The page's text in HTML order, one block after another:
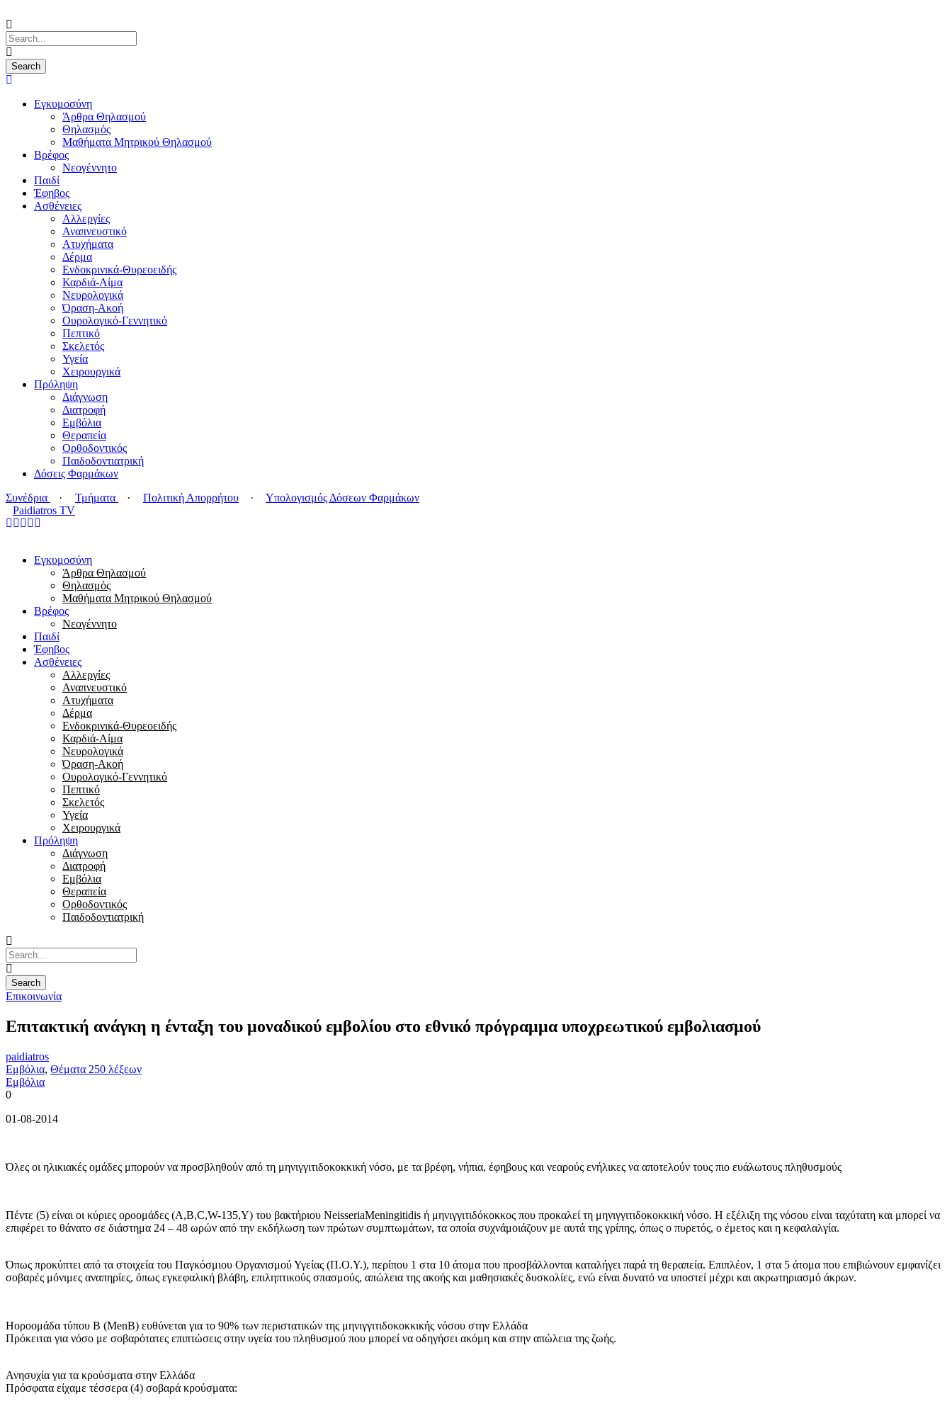
Εγκυμοσύνη
Άρθρα Θηλασμού
Θηλασμός
Μαθήματα Μητρικού Θηλασμού
Βρέφος
Νεογέννητο
Παιδί
Έφηβος
Ασθένειες
Αλλεργίες
Αναπνευστικό
Ατυχήματα
Δέρμα
Ενδοκρινικά-Θυρεοειδής
Καρδιά-Αίμα
Νευρολογικά
Όραση-Ακοή
Ουρολογικό-Γεννητικό
Πεπτικό
Σκελετός
Υγεία
Χειρουργικά
Πρόληψη
Διάγνωση
Διατροφή
Εμβόλια
Θεραπεία
Ορθοδοντικός
Παιδοδοντιατρική
Δόσεις Φαρμάκων
Συνέδρια
· Τμήματα · Πολιτική Απορρήτου ·
Υπολογισμός Δόσεων Φαρμάκων
Paidiatros TV
Εγκυμοσύνη
Άρθρα Θηλασμού
Θηλασμός
Μαθήματα Μητρικού Θηλασμού
Βρέφος
Νεογέννητο
Παιδί
Έφηβος
Ασθένειες
Αλλεργίες
Αναπνευστικό
Ατυχήματα
Δέρμα
Ενδοκρινικά-Θυρεοειδής
Καρδιά-Αίμα
Νευρολογικά
Όραση-Ακοή
Ουρολογικό-Γεννητικό
Πεπτικό
Σκελετός
Υγεία
Χειρουργικά
Πρόληψη
Διάγνωση
Διατροφή
Εμβόλια
Θεραπεία
Ορθοδοντικός
Παιδοδοντιατρική
Επικοινωνία
Επιτακτική ανάγκη η ένταξη του μοναδικού εμβολίου στο εθνικό πρόγραμμα υποχρεωτικού εμβολιασμού
paidiatros
Εμβόλια, Θέματα 250 λέξεων
Εμβόλια
0
01-08-2014
Όλες οι ηλικιακές ομάδες μπορούν να προσβληθούν από τη μηνιγγιτιδοκοκκική νόσο, με τα βρέφη, νήπια, έφηβους και νεαρούς ενήλικες να αποτελούν τους πιο ευάλωτους πληθυσμούς
Πέντε (5) είναι οι κύριες οροομάδες (Α,Β,C,W-135,Y) του βακτήριου NeisseriaMeningitidis ή μηνιγγιτιδόκοκκος που προκαλεί τη μηνιγγιτιδοκοκκική νόσο. Η εξέλιξη της νόσου είναι ταχύτατη και μπορεί να
επιφέρει το θάνατο σε διάστημα 24 – 48 ωρών από την εκδήλωση των πρώτων συμπτωμάτων, τα οποία συχνάμοιάζουν με αυτά της γρίπης, όπως ο πυρετός, ο έμετος και η κεφαλαλγία.
Όπως προκύπτει από τα στοιχεία του Παγκόσμιου Οργανισμού Υγείας (Π.Ο.Υ.), περίπου 1 στα 10 άτομα που προσβάλλονται καταλήγει παρά τη θεραπεία. Επιπλέον, 1 στα 5 άτομα που επιβιώνουν εμφανίζει
σοβαρές μόνιμες αναπηρίες, όπως εγκεφαλική βλάβη, επιληπτικούς σπασμούς, απώλεια της ακοής και μαθησιακές δυσκολίες, ενώ είναι δυνατό να υποστεί μέχρι και ακρωτηριασμό άκρων.
Ηοροομάδα τύπου Β (MenB) ευθύνεται για το 90% των περιστατικών της μηνιγγιτιδοκοκκικής νόσου στην Ελλάδα
Πρόκειται για νόσο με σοβαρότατες επιπτώσεις στην υγεία του πληθυσμού που μπορεί να οδηγήσει ακόμη και στην απώλεια της ζωής.
Ανησυχία για τα κρούσματα στην Ελλάδα
Πρόσφατα είχαμε τέσσερα (4) σοβαρά κρούσματα: